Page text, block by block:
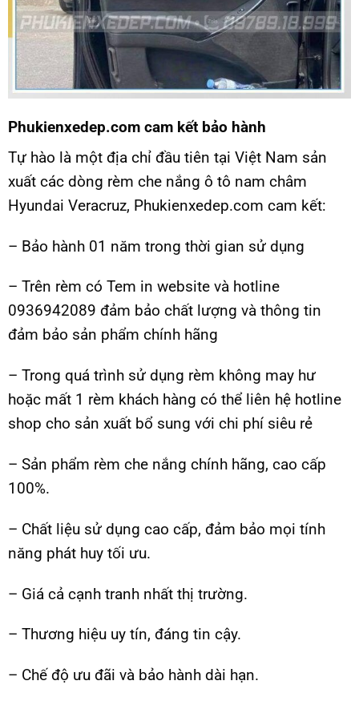
Phukienxedep.com cam kết bảo hành
Tự hào là một địa chỉ đầu tiên tại Việt Nam sản
xuất các dòng rèm che nắng ô tô nam châm
Hyundai Veracruz, Phukienxedep.com cam kết:
– Bảo hành 01 năm trong thời gian sử dụng
– Trên rèm có Tem in website và hotline
0936942089 đảm bảo chất lượng và thông tin
đảm bảo sản phẩm chính hãng
– Trong quá trình sử dụng rèm không may hư
hoặc mất 1 rèm khách hàng có thể liên hệ hotline
shop cho sản xuất bổ sung với chi phí siêu rẻ
– Sản phẩm rèm che nắng chính hãng, cao cấp
100%.
– Chất liệu sử dụng cao cấp, đảm bảo mọi tính
năng phát huy tối ưu.
– Giá cả cạnh tranh nhất thị trường.
– Thương hiệu uy tín, đáng tin cậy.
– Chế độ ưu đãi và bảo hành dài hạn.